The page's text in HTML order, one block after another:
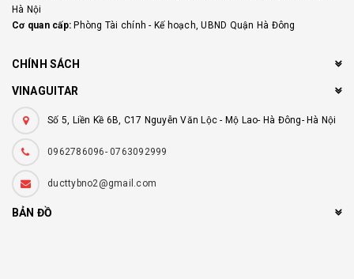
Hà Nội
Cơ quan cấp: Phòng Tài chính - Kế hoạch, UBND Quận Hà Đông
CHÍNH SÁCH
VINAGUITAR
Số 5, Liền Kề 6B, C17 Nguyễn Văn Lộc - Mộ Lao- Hà Đông- Hà Nội
0962786096- 0763092999
ducttybno2@gmail.com
BẢN ĐỒ